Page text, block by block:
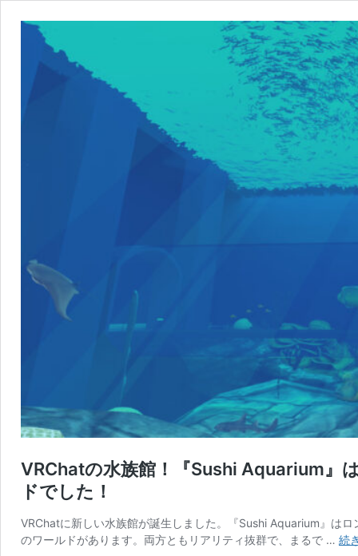
VRChatの水族館！『Sushi Aquarium』
ドでした！
VRChatに新しい水族館が誕生しました。『Sushi Aquarium』は
のワールドがあります。両方ともリアリティ抜群で、まるで … 続